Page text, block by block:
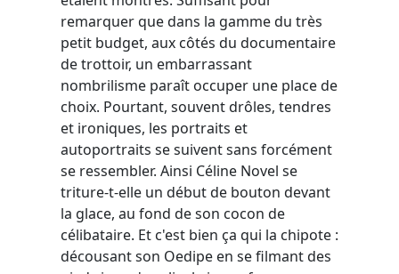
remarquer que dans la gamme du très
petit budget, aux côtés du documentaire
de trottoir, un embarrassant
nombrilisme paraît occuper une place de
choix. Pourtant, souvent drôles, tendres
et ironiques, les portraits et
autoportraits se suivent sans forcément
se ressembler. Ainsi Céline Novel se
triture-t-elle un début de bouton devant
la glace, au fond de son cocon de
célibataire. Et c'est bien ça qui la chipote :
décousant son Oedipe en se filmant des